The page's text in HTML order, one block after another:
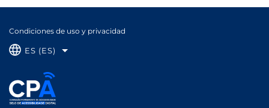
Condiciones de uso y privacidad
ES (ES)